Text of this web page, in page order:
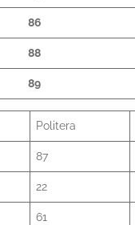
86
88
89
Politera
87
22
61